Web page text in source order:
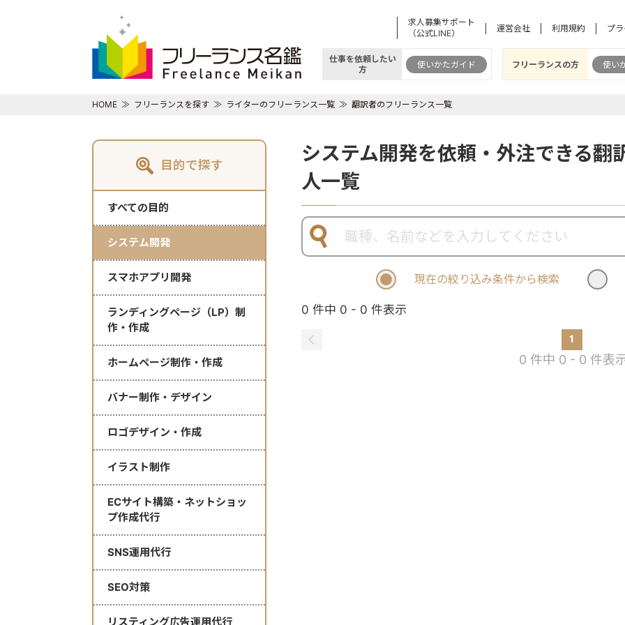
求人募集サポート
（公式LINE）
運営会社 利用規約 プ
仕事を依頼したい
方
使いかたガイド フリーランスの方 使い
HOME フリーランスを探す ライターのフリーランス一覧 翻訳者のフリーランス一覧
目的で探す
すべての目的
システム開発
スマホアプリ開発
ランディングページ（LP）制
作・作成
ホームページ制作・作成
バナー制作・デザイン
ロゴデザイン・作成
イラスト制作
ECサイト構築・ネットショッ
プ作成代行
SNS運用代行
SEO対策
リスティング広告運用代行
システム開発を依頼・外注できる翻
人一覧
現在の絞り込み条件から検索
0 件中 0 - 0 件表示
1
0 件中 0 - 0 件表